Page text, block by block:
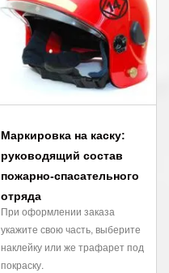
Маркировка на каску:
руководящий состав
пожарно-спасательного
отряда
При оформлении заказа
укажите свою часть, выберите
наклейку или же трафарет под
покраску.